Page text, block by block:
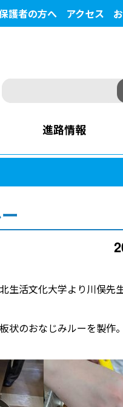
護者の方へ アクセス
進路情報
活文化大学より川俣先
状のおなじみルーを製作